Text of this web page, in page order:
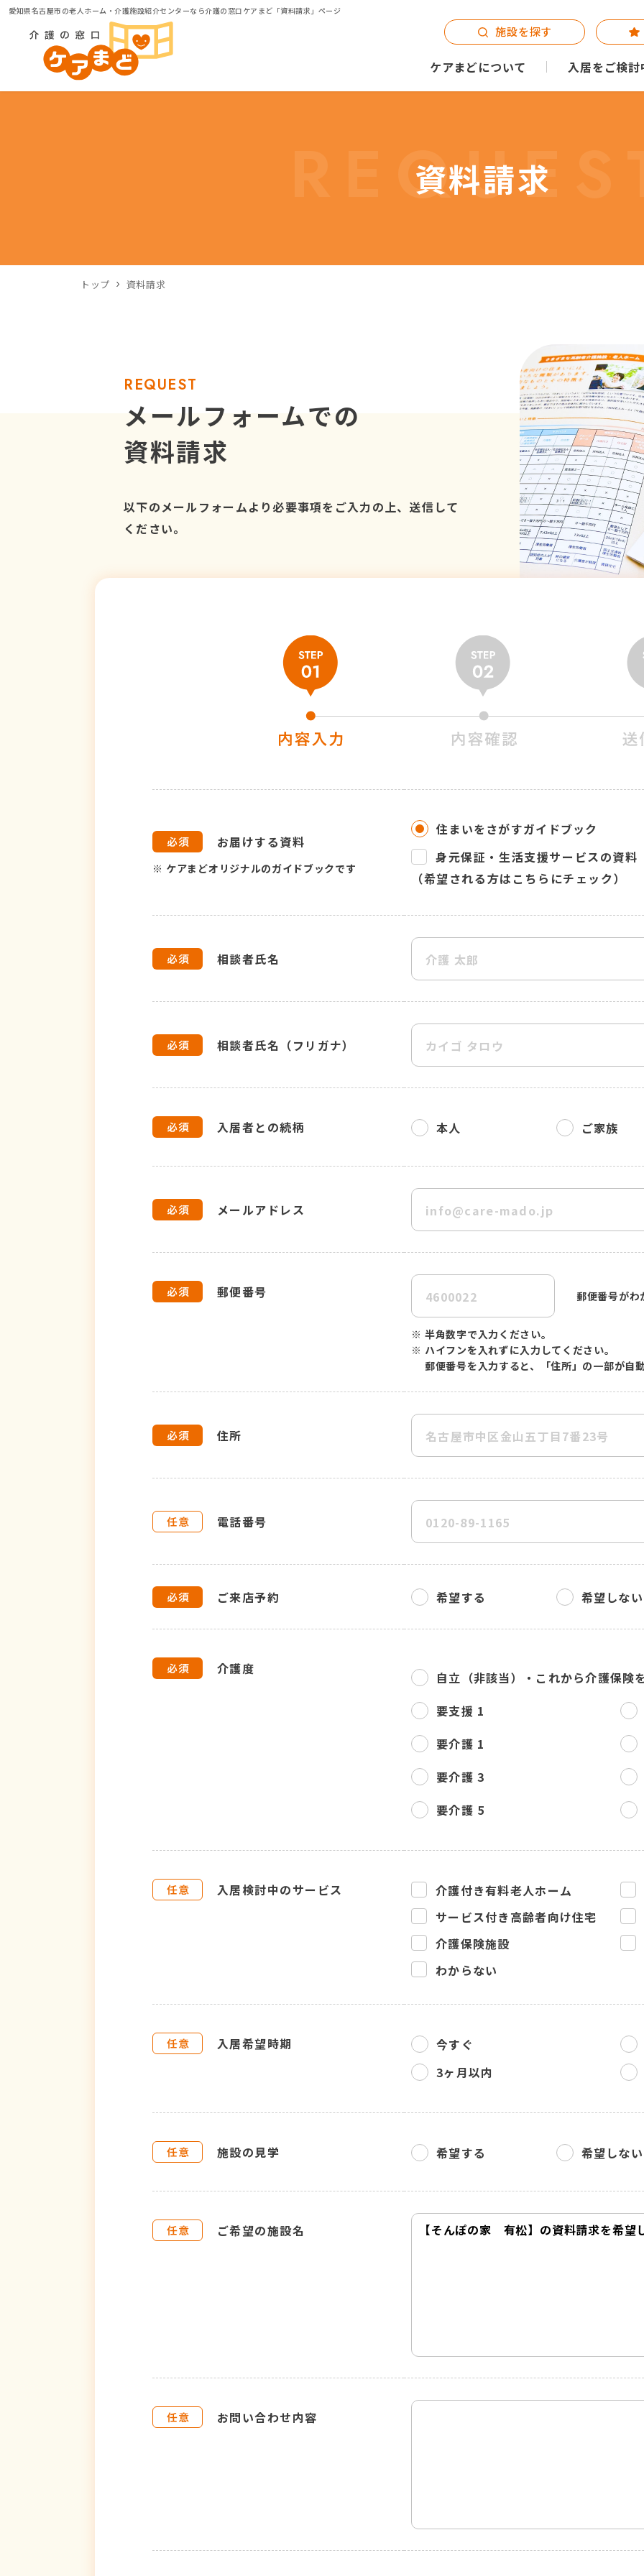
愛知県名古屋市の老人ホーム・介護施設紹介センターなら介護の窓口ケアまど「資料請求」ページ
ケアまどについて 入居をご検
施設を探す
資料請求
トップ 資料請求
REQUEST
メールフォームでの
資料請求
以下のメールフォームより必要事項をご入力の上、送信して
ください。
お届けする資料
※ ケアまどオリジナルのガイドブックです
住まいをさがすガイドブック
身元保証・生活支援サービスの資料
（希望される方はこちらにチェック）
相談者氏名
相談者氏名（フリガナ）
入居者との続柄 本人 ご家族
メールアドレス
郵便番号 郵便番号がわ
※ 半角数字で入力ください。
※ ハイフンを入れずに入力してください。
郵便番号を入力すると、「住所」の一部が自
住所
電話番号
ご来店予約 希望する 希望しない
介護度
自立（非該当）・ これから介護保険
要支援 1
要介護 1
要介護 3
要介護 5
入居検討中のサービス
介護付き有料老人ホーム
サービス付き高齢者向け住宅
介護保険施設
わからない
入居希望時期
今すぐ
3ヶ月以内
施設の見学 希望する 希望しない
ご希望の施設名
お問い合わせ内容